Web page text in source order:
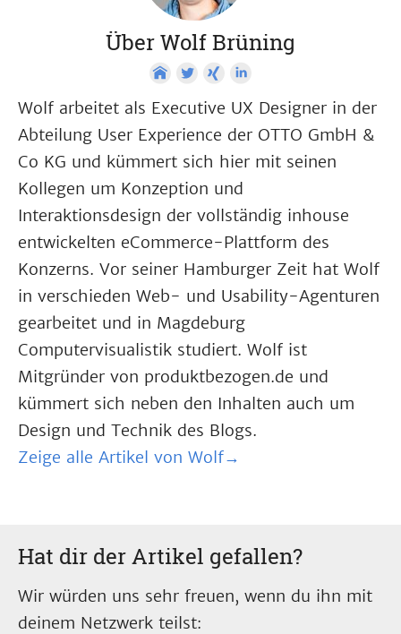
Über Wolf Brüning
Wolf arbeitet als Executive UX Designer in der
Abteilung User Experience der OTTO GmbH &
Co KG und kümmert sich hier mit seinen
Kollegen um Konzeption und
Interaktionsdesign der vollständig inhouse
entwickelten eCommerce-Plattform des
Konzerns. Vor seiner Hamburger Zeit hat Wolf
in verschieden Web- und Usability-Agenturen
gearbeitet und in Magdeburg
Computervisualistik studiert. Wolf ist
Mitgründer von produktbezogen.de und
kümmert sich neben den Inhalten auch um
Design und Technik des Blogs.
Zeige alle Artikel von Wolf→
Hat dir der Artikel gefallen?
Wir würden uns sehr freuen, wenn du ihn mit
deinem Netzwerk teilst: